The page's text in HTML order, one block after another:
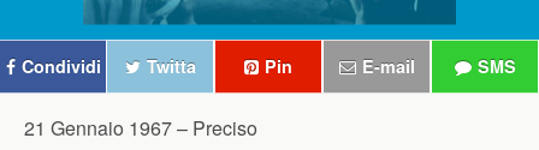
Condividi Twitta Pin E-mail SMS
21 Gennaio 1967 – Preciso